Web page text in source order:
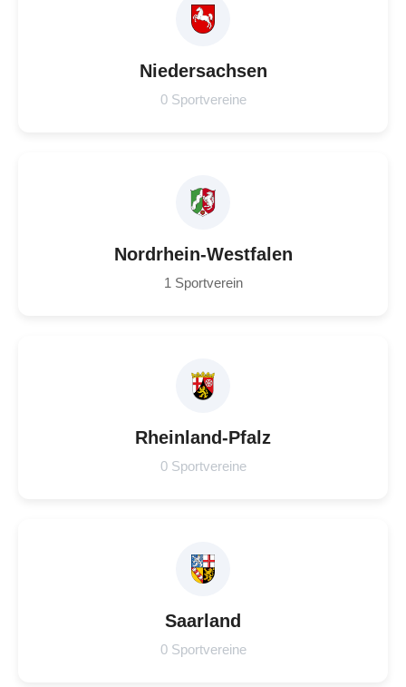
Niedersachsen
0 Sportvereine
Nordrhein-Westfalen
1 Sportverein
Rheinland-Pfalz
0 Sportvereine
Saarland
0 Sportvereine